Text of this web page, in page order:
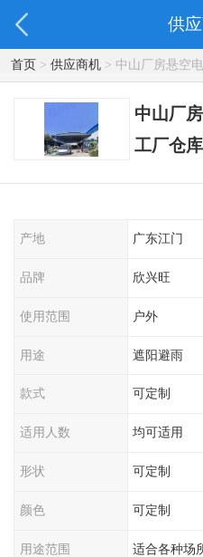
供
首页> 供应商机> 中山厂房悬空
中山厂
工厂仓
产地 广东江门
品牌 欣兴旺
使用范围 户外
用途 遮阳避雨
款式 可定制
适用人数 均可适用
形状 可定制
颜色 可定制
用途范围 适合各种场